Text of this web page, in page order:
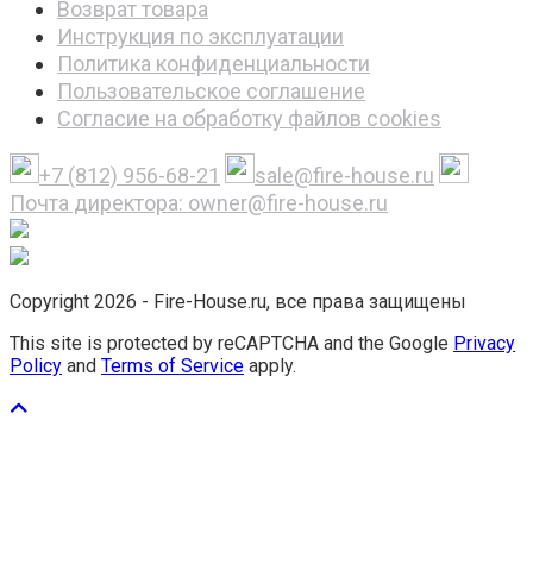
Возврат товара
Инструкция по эксплуатации
Политика конфиденциальности
Пользовательское соглашение
Согласие на обработку файлов cookies
+7 (812) 956-68-21
sale@fire-house.ru
Почта директора: owner@fire-house.ru
Copyright 2026 - Fire-House.ru, все права защищены
This site is protected by reCAPTCHA and the Google Privacy
Policy and Terms of Service apply.